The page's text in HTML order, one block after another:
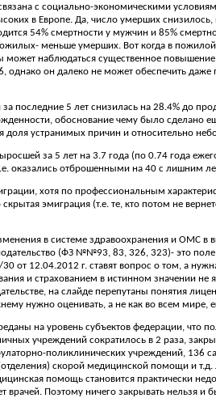
с социально-экономическими
в Европе. Да, число умерших
54% смертности у мужчин и 85%
меньше умерших. Вот когда в
наблюдаться существенное
он далеко не может обеспечить даже
последние 5 лет снизилась на 28.4% до
обоснование чему было сделано
доля устранимых причин и относительно
за 5 лет на 3.7 года (по 0.74 года
оказались отброшенными на 40 с лишним
хотя по профессиональным
эмиграция (т.е. те, кто потом не
в системе здравоохранения и ОМС
(ФЗ №№93, 83, 326, 323)- это
г. ставят вопрос о том, а
и страхованием в истинном значении не
на слайде перепутаны понятия
нужно оценивать, а не как во всем мире,
на уровень субъектов федерации, что
учреждений сократилось в 2 раза,
поликлинических учреждений, 136
скорой медицинской помощи и т.д.
помощь становится практически
врачей. Поэтому ничего закрывать